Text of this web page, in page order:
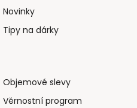
Novinky
Tipy na dárky
Objemové slevy
Věrnostní program